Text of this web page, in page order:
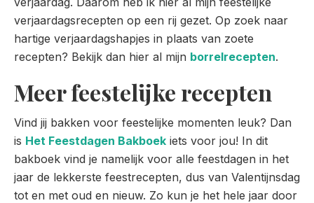
verjaardagsrecepten op een rij gezet. Op zoek naar
hartige verjaardagshapjes in plaats van zoete
recepten? Bekijk dan hier al mijn borrelrecepten.
Meer feestelijke recepten
Vind jij bakken voor feestelijke momenten leuk? Dan
is Het Feestdagen Bakboek iets voor jou! In dit
bakboek vind je namelijk voor alle feestdagen in het
jaar de lekkerste feestrecepten, dus van Valentijnsdag
tot en met oud en nieuw. Zo kun je het hele jaar door